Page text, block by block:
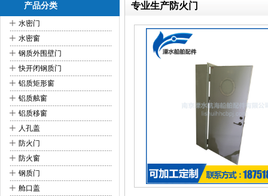
产品分类
+ 水密门
+ 水密窗
+ 钢质外围壁门
+ 快开闭钢质门
+ 铝质矩形窗
+ 铝质舷窗
+ 铝质移窗
+ 人孔盖
+ 防火门
+ 防火窗
+ 钢质门
+ 舱口盖
专业生产防火门